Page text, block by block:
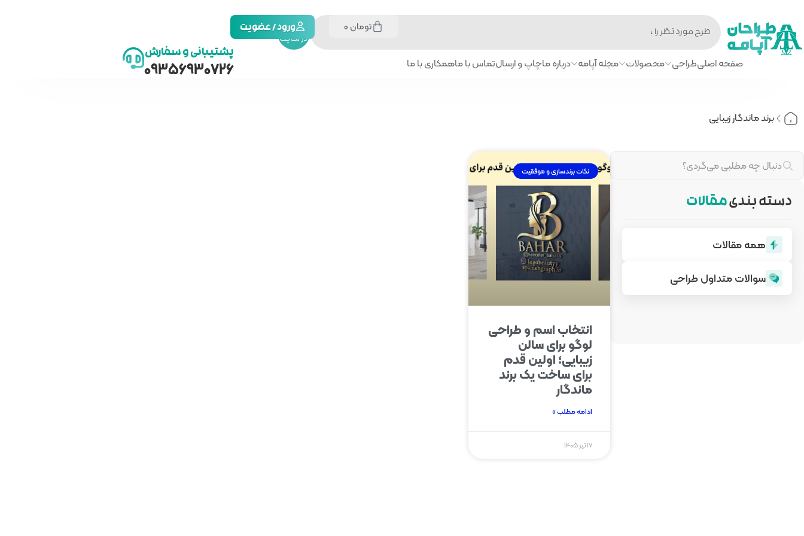
جستجو
در سایت
تومان ورود / عضویت
صفحه اصلیطراحی محصولات مجله آپامه درباره ماچاپ و ارسالتماس با ماهمکاری با ما
پشتیبانی و سفارش
09356930726
برند ماندگار زیبایی
دسته بندیمقالات
همه مقالات
سوالات متداول طراحی
نکات برندسازی و موفقیت
انتخاب اسم و طراحی
لوگو برای سالن
زیبایی؛ اولین قدم
برای ساخت یک برند
ماندگار
ادامه مطلب »
۱۷ تیر ۱۴۰۵